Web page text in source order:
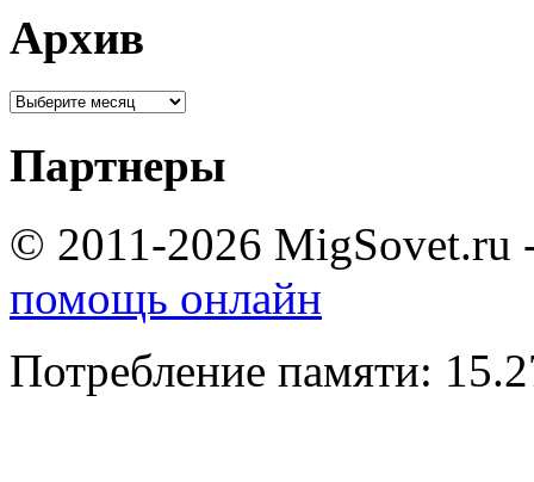
Архив
Партнеры
© 2011-2026 MigSovet.ru
помощь онлайн
Потребление памяти: